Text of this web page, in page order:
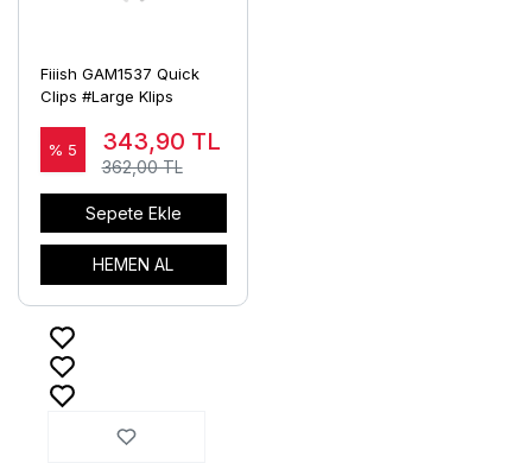
Fiiish GAM1537 Quick
Clips #Large Klips
% 5 343,90 TL
362,00 TL
Sepete Ekle
HEMEN AL